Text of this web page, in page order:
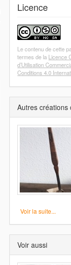
Licence
Le contenu de cette
termes de la Licence
d’Utilisation
Conditions 4.0
Autres créations
Voir la suite...
Voir aussi